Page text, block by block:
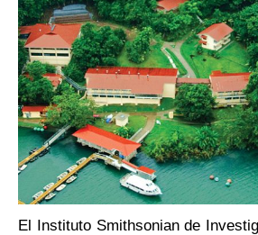
El Instituto Smithsonian de